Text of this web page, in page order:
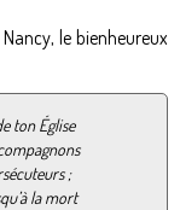
le bienheureux
ton Église
;
la mort